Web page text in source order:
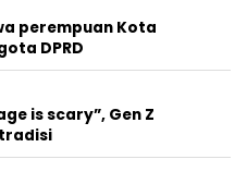
perempuan Kota
DPRD
is scary”, Gen Z